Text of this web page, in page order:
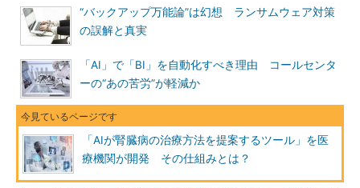
“バックアップ万能論”は幻想 ランサムウェア対策
の誤解と真実
「AI」で「BI」を自動化すべき理由 コールセンタ
ーの“あの苦労”が軽減か
「AIが腎臓病の治療方法を提案するツール」を医
療機関が開発 その仕組みとは？